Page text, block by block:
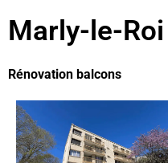
Marly-le-Roi
Rénovation balcons